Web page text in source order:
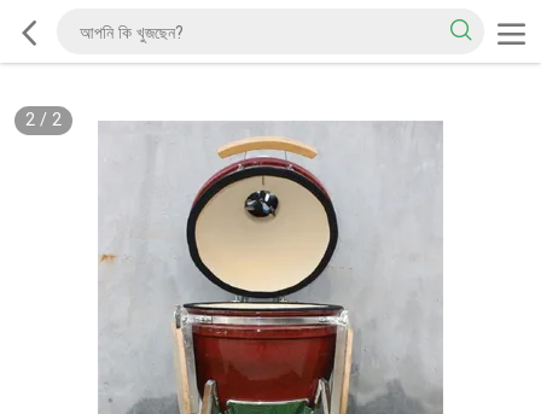
2/ 2